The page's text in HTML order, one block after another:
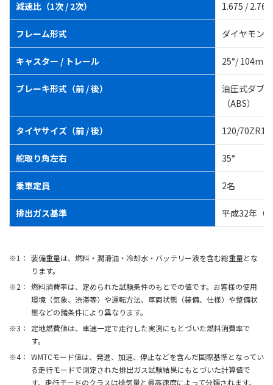
減速比（1次 / 2次） 1.675 / 2.764
フレーム形式 ダイヤモンド
キャスター / トレール 25°/ 104mm
ブレーキ形式（前 / 後）
油圧式ダブ
（ABS）
タイヤサイズ（前 / 後） 120/
舵取り角左右 35°
乗車定員 2名
排出ガス基準 平成32年（
装備重量は、燃料・潤滑油・冷却水・バッテリー液を含む総重量とな
ります。
燃料消費率は、定められた試験条件のもとでの値です。お客様の使用
環境（気象、渋滞等）や運転方法、車両状態（装備、仕様）や整備状
態などの諸条件により異なります。
定地燃費値は、車速一定で走行した実測にもとづいた燃料消費率で
す。
WMTCモード値は、発進、加速、停止などを含んだ国際基準となってい
る走行モードで測定された排出ガス試験結果にもとづいた計算値で
す。走行モードのクラスは排気量と最高速度によって分類されます。